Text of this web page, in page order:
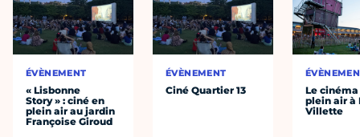
ÉVÈNEMENT
« Lisbonne
Story » : ciné en
plein air au jardin
Françoise Giroud
ÉVÈNEMENT
Ciné Quartier 13
Le cinéma
plein air à
Villette